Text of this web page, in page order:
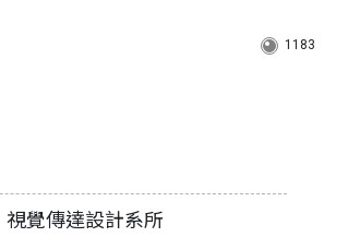
1183
覺傳達設計系所